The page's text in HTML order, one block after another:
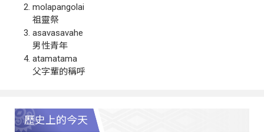
molapangolai
祖靈祭
asavasavahe
男性青年
atamatama
父字輩的稱呼
歷史上的今天